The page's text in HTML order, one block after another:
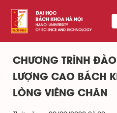
CHƯƠNG TRÌNH
LƯỢNG CAO BÁCH
LÒNG VIÊNG CHĂN